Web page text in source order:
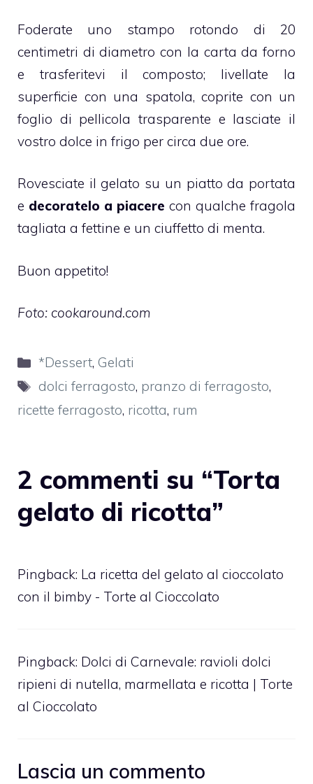
Foderate uno stampo rotondo di 20
centimetri di diametro con la carta da forno
e trasferitevi il composto; livellate la
superficie con una spatola, coprite con un
foglio di pellicola trasparente e lasciate il
vostro dolce in frigo per circa due ore.
Rovesciate il gelato su un piatto da portata
e decoratelo a piacere con qualche fragola
tagliata a fettine e un ciuffetto di menta.
Buon appetito!
Foto: cookaround.com
Categorie
*Dessert, Gelati
Tag
dolci ferragosto, pranzo di ferragosto,
ricette ferragosto, ricotta, rum
2 commenti su “Torta
gelato di ricotta”
Pingback: La ricetta del gelato al cioccolato
con il bimby - Torte al Cioccolato
Pingback: Dolci di Carnevale: ravioli dolci
ripieni di nutella, marmellata e ricotta | Torte
al Cioccolato
Lascia un commento